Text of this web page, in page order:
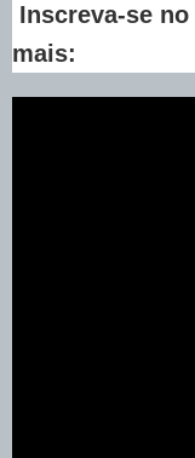
Inscreva-se no
mais: